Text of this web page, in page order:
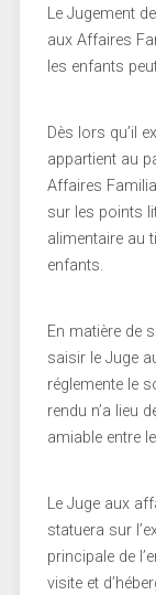
Le Jugement
aux Affaires
les enfants
Dès lors qu’il
appartient au
Affaires
sur les points
alimentaire au
enfants.
En matière de
saisir le Juge
réglemente le
rendu n’a lieu
amiable entre
Le Juge aux
statuera sur
principale de
visite et